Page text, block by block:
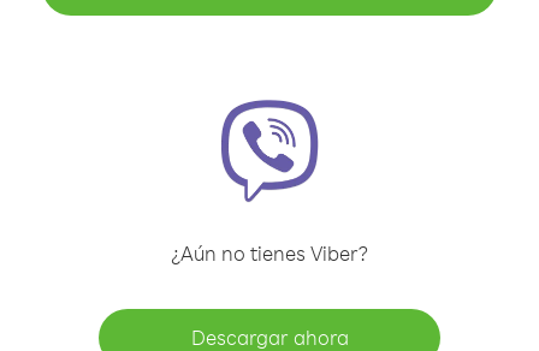
¿Aún no tienes Viber?
Descargar ahora